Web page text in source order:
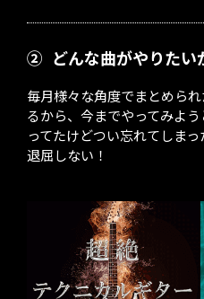
② どんな曲がやりたい
毎月様々な角度でまとめら
るから、今までやってみよ
ってたけどつい忘れてしま
退屈しない！